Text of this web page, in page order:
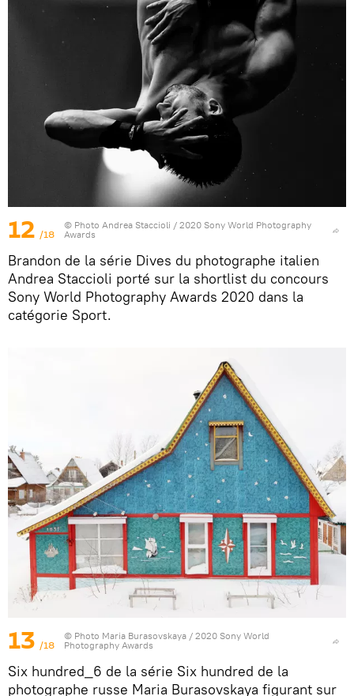
12 /18
© Photo Andrea Staccioli / 2020 Sony World Photography
Awards
Brandon de la série Dives du photographe italien
Andrea Staccioli porté sur la shortlist du concours
Sony World Photography Awards 2020 dans la
catégorie Sport.
13 /18
© Photo Maria Burasovskaya / 2020 Sony World
Photography Awards
Six hundred_6 de la série Six hundred de la
photographe russe Maria Burasovskaya figurant sur